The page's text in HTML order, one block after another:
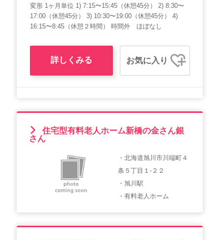
変形 1ヶ月単位 1) 7:15〜15:45（休憩45分） 2) 8:30〜
17:00（休憩45分） 3) 10:30〜19:00（休憩45分） 4)
16:15〜8:45（休憩２時間） 時間外 ほぼなし
詳しくみる お気に入り
住宅型有料老人ホーム新橋の金さん銀
さん
・北海道旭川市川端町４
条５丁目１-２２
・旭川駅
・有料老人ホーム